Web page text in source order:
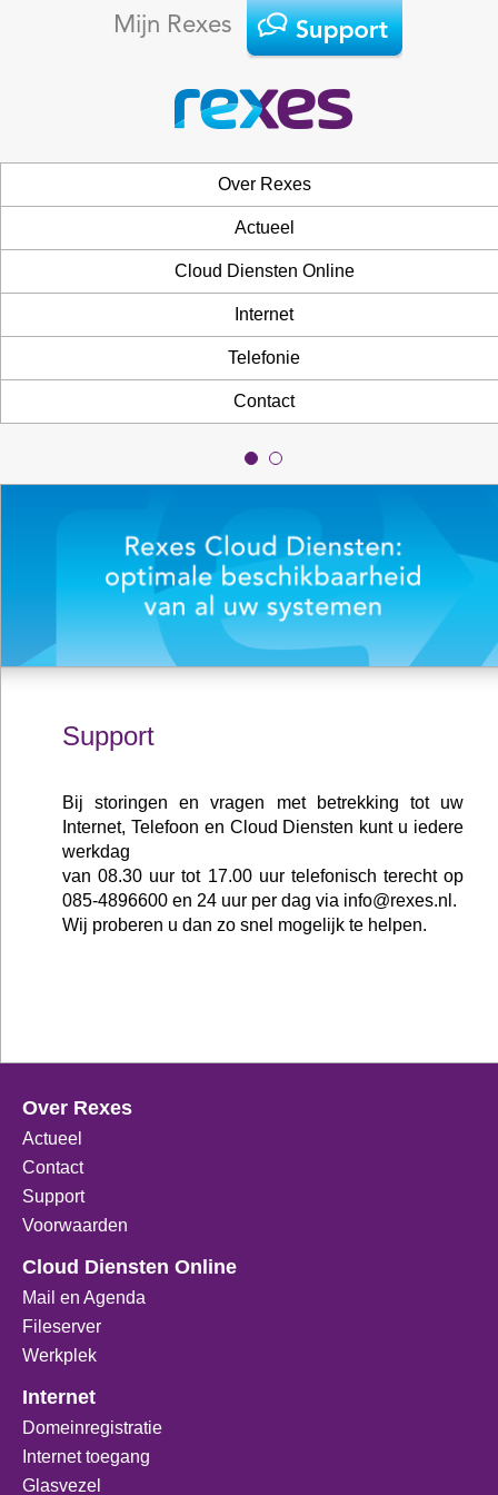
Mijn Rexes
Over Rexes
Actueel
Cloud Diensten Online
Internet
Telefonie
Contact
Support
Bij storingen en vragen met betrekking tot uw
Internet, Telefoon en Cloud Diensten kunt u iedere
werkdag
van 08.30 uur tot 17.00 uur telefonisch terecht op
085-4896600 en 24 uur per dag via info@rexes.nl.
Wij proberen u dan zo snel mogelijk te helpen.
Over Rexes
Actueel
Contact
Support
Voorwaarden
Cloud Diensten Online
Mail en Agenda
Fileserver
Werkplek
Internet
Domeinregistratie
Internet toegang
Glasvezel